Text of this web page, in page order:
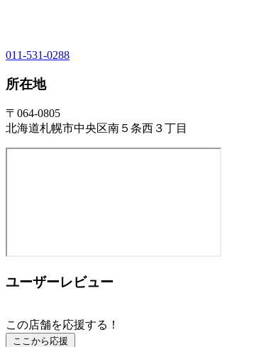
011-531-0288
所在地
〒064-0805
北海道札幌市中央区南５条西３丁目
ユーザーレビュー
この店舗を応援する！
ここから応援